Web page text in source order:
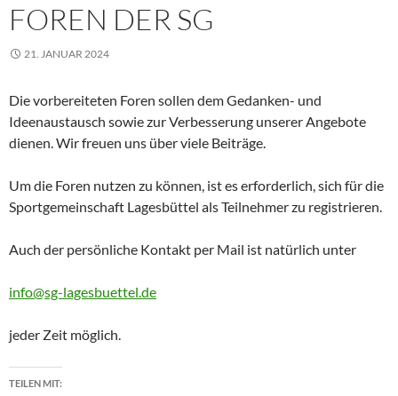
FOREN DER SG
21. JANUAR 2024
Die vorbereiteten Foren sollen dem Gedanken- und
Ideenaustausch sowie zur Verbesserung unserer Angebote
dienen. Wir freuen uns über viele Beiträge.
Um die Foren nutzen zu können, ist es erforderlich, sich für die
Sportgemeinschaft Lagesbüttel als Teilnehmer zu registrieren.
Auch der persönliche Kontakt per Mail ist natürlich unter
info@sg-lagesbuettel.de
jeder Zeit möglich.
TEILEN MIT: